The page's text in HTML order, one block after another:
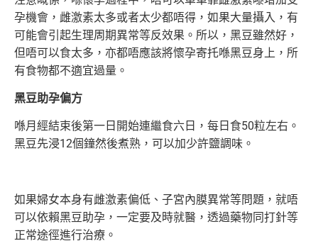
孕機會，雌激素太多或者太少都唔得，如果大量攝入，有
可能會引起生理周期異常等反效果。所以，黑豆雖然好，
但唔可以食太多，亦都唔應該將懷孕寄托喺黑豆身上，所
有食物都不適宜過量。
黑豆助孕偏方
喺月經結束後第一日開始連繼食六日，每日食50粒左右。
黑豆先浸12個鐘然後煮熟，可以加少許鹽調味。
如果婦女本身有雌激素偏低、子宮內膜異常等問題，就唔
可以依賴黑豆助孕，一定要及時就醫，透過藥物同打針等
正常途徑進行治療。